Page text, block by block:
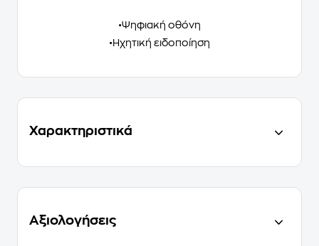
•Ψηφιακή οθόνη
•Ηχητική ειδοποίηση
Χαρακτηριστικά
Αξιολογήσεις